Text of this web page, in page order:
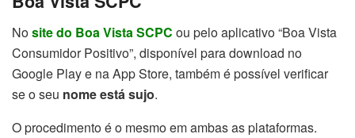
Nosite do Boa Vista SCPC ou pelo aplicativo “Boa Vista
Consumidor Positivo”, disponível para download no
Google Play e na App Store, também é possível verificar
se o seu nome está sujo.
O procedimento é o mesmo em ambas as plataformas.